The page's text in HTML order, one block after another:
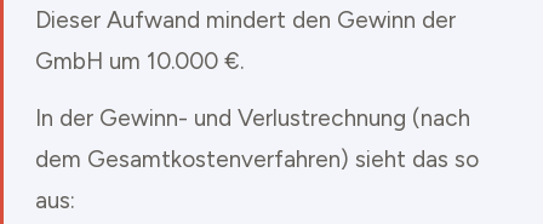
Dieser Aufwand mindert den Gewinn der
GmbH um 10.000 €.
In der Gewinn- und Verlustrechnung (nach
dem Gesamtkostenverfahren) sieht das so
aus: